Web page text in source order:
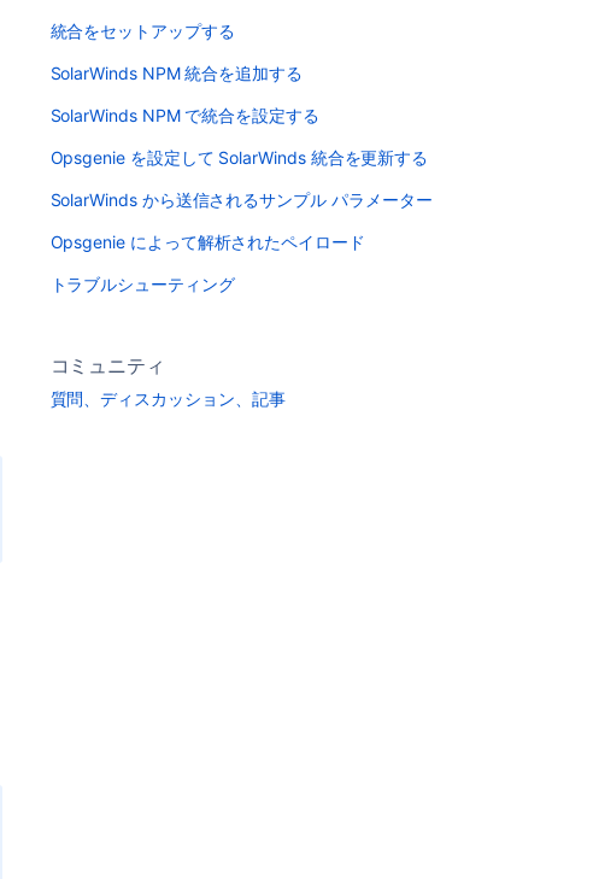
統合をセットアップする
SolarWinds NPM 統合を追加する
SolarWinds NPM で統合を設定する
Opsgenie を設定して SolarWinds 統合を更新する
SolarWinds から送信されるサンプル パラメーター
Opsgenie によって解析されたペイロード
トラブルシューティング
コミュニティ
質問、ディスカッション、記事